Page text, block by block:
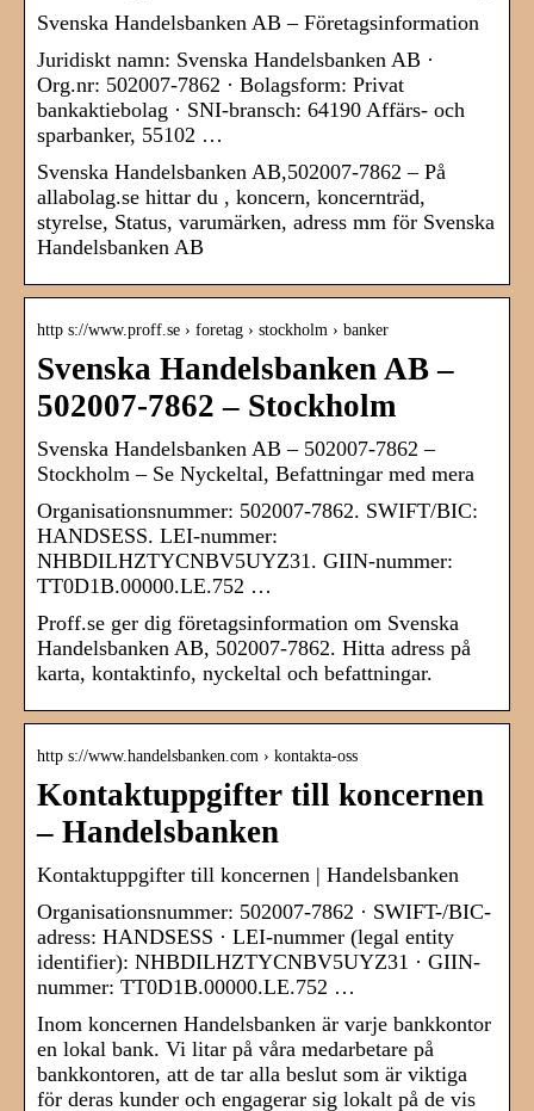
Svenska Handelsbanken AB – Företagsinformation
Juridiskt namn: Svenska Handelsbanken AB ·
Org.nr: 502007-7862 · Bolagsform: Privat
bankaktiebolag · SNI-bransch: 64190 Affärs- och
sparbanker, 55102 …
Svenska Handelsbanken AB,502007-7862 – På
allabolag.se hittar du , koncern, koncernträd,
styrelse, Status, varumärken, adress mm för Svenska
Handelsbanken AB
http s://www.proff.se › foretag › stockholm › banker
Svenska Handelsbanken AB –
502007-7862 – Stockholm
Svenska Handelsbanken AB – 502007-7862 –
Stockholm – Se Nyckeltal, Befattningar med mera
Organisationsnummer: 502007-7862. SWIFT/BIC:
HANDSESS. LEI-nummer:
NHBDILHZTYCNBV5UYZ31. GIIN-nummer:
TT0D1B.00000.LE.752 …
Proff.se ger dig företagsinformation om Svenska
Handelsbanken AB, 502007-7862. Hitta adress på
karta, kontaktinfo, nyckeltal och befattningar.
http s://www.handelsbanken.com › kontakta-oss
Kontaktuppgifter till koncernen
– Handelsbanken
Kontaktuppgifter till koncernen | Handelsbanken
Organisationsnummer: 502007-7862 · SWIFT-/BIC-
adress: HANDSESS · LEI-nummer (legal entity
identifier): NHBDILHZTYCNBV5UYZ31 · GIIN-
nummer: TT0D1B.00000.LE.752 …
Inom koncernen Handelsbanken är varje bankkontor
en lokal bank. Vi litar på våra medarbetare på
bankkontoren, att de tar alla beslut som är viktiga
för deras kunder och engagerar sig lokalt på de vis